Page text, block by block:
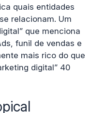
quais entidades
relacionam. Um
que menciona
funil de vendas e
mais rico do que
digital” 40